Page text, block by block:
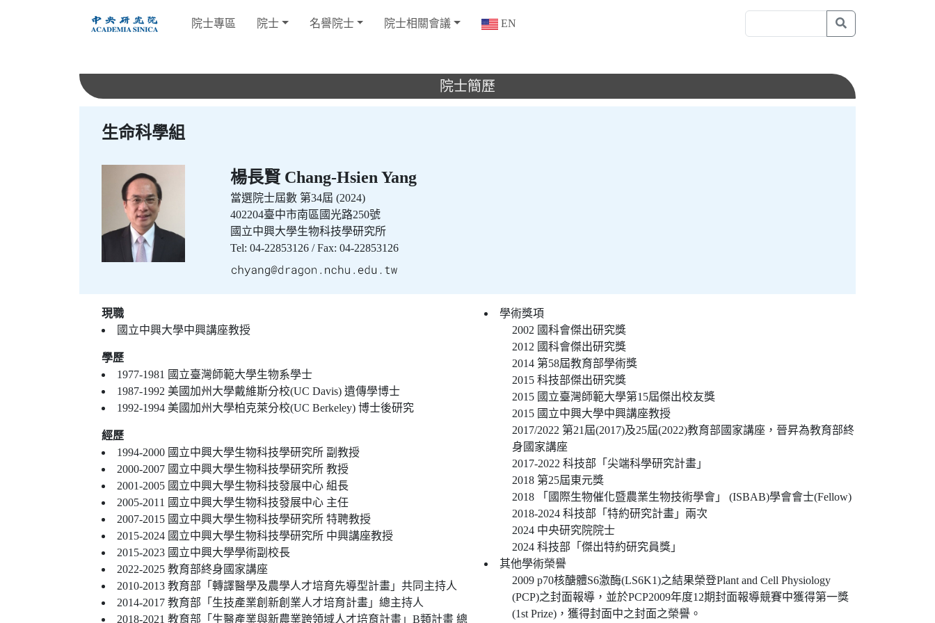
院士專區 院士 名譽院士 院士相關會議 EN
院士簡歷
生命科學組
楊長賢 Chang-Hsien Yang
當選院士屆數 第34屆 (2024)
402204臺中市南區國光路250號
國立中興大學生物科技學研究所
Tel: 04-22853126 / Fax: 04-22853126
現職
國立中興大學中興講座教授
學歷
1977-1981 國立臺灣師範大學生物系學士
1987-1992 美國加州大學戴維斯分校(UC Davis) 遺傳學博士
1992-1994 美國加州大學柏克萊分校(UC Berkeley) 博士後研究
經歷
1994-2000 國立中興大學生物科技學研究所 副教授
2000-2007 國立中興大學生物科技學研究所 教授
2001-2005 國立中興大學生物科技發展中心 組長
2005-2011 國立中興大學生物科技發展中心 主任
2007-2015 國立中興大學生物科技學研究所 特聘教授
2015-2024 國立中興大學生物科技學研究所 中興講座教授
2015-2023 國立中興大學學術副校長
2022-2025 教育部終身國家講座
2010-2013 教育部「轉譯醫學及農學人才培育先導型計畫」共同主持人
2014-2017 教育部「生技產業創新創業人才培育計畫」總主持人
2018-2021 教育部「生醫產業與新農業跨領域人才培育計畫」B類計畫 總
學術獎項
2002 國科會傑出研究獎
2012 國科會傑出研究獎
2014 第58屆教育部學術獎
2015 科技部傑出研究獎
2015 國立臺灣師範大學第15屆傑出校友獎
2015 國立中興大學中興講座教授
2017/2022 第21屆(2017)及25屆(2022)教育部國家講座，晉昇為教育部終
身國家講座
2017-2022 科技部「尖端科學研究計畫」
2018 第25屆東元獎
2018 「國際生物催化暨農業生物技術學會」 (ISBAB)學會會士(Fellow)
2018-2024 科技部「特約研究計畫」兩次
2024 中央研究院院士
2024 科技部「傑出特約研究員獎」
其他學術榮譽
2009 p70核醣體S6激酶(LS6K1)之結果榮登Plant and Cell Physiology
(PCP)之封面報導，並於PCP2009年度12期封面報導競賽中獲得第一獎
(1st Prize)，獲得封面中之封面之榮譽。